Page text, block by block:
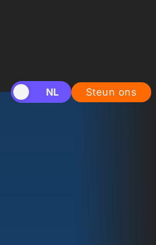
EN NL Steun ons